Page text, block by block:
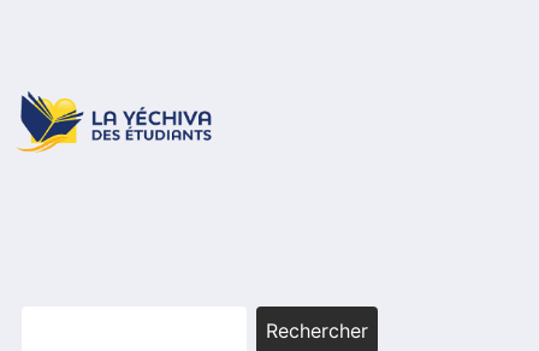
Rechercher